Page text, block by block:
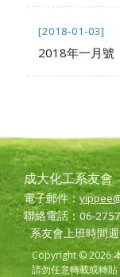
[2018-01-03]
2018年一月號
成大化工系友會
電子郵件：
聯絡電話：06-
系友會上班時間
Copyright © 2026
請勿任意轉載或轉